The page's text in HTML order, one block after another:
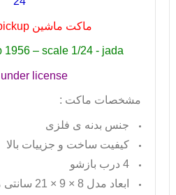
ماکت ماشین
1956 – scale 1/24 - jada
license
مشخصات ماکت :
جنس بدنه ی فلزی
کیفیت ساخت و جزییات بالا
4 درب بازشو
ابعاد مدل 8 × 9 × 21 سانتی متر